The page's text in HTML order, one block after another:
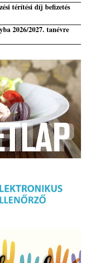
térítési díj befizetés
2026/2027. tanévre